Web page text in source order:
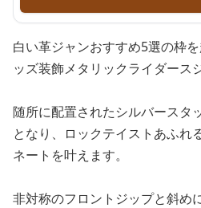
白い革ジャンおすすめ5選の枠
ッズ装飾メタリックライダース
随所に配置されたシルバースタ
となり、ロックテイストあふれ
ネートを叶えます。
非対称のフロントジップと斜め